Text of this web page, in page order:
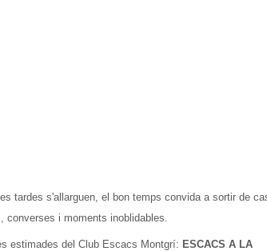
tardes s'allarguen, el bon temps convida a sortir de
converses i moments inoblidables.
estimades del Club Escacs Montgrí: ESCACS A LA